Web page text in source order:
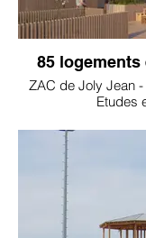
85
ZAC de Joly Jean
Etudes